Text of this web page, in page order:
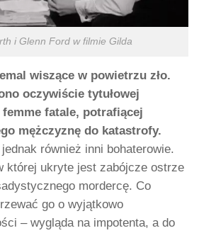
i Glenn Ford w filmie Gilda
wiszące w powietrzu zło.
oczywiście tytułowej
fatale, potrafiącej
mężczyznę do katastrofy.
również inni bohaterowie.
której ukryte jest zabójcze ostrze
mordercę. Co
go o wyjątkowo
– wygląda na impotenta, a do